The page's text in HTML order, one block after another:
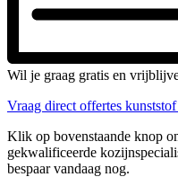
Wil je graag gratis en
Vraag direct offertes
Klik op bovenstaande knop
gekwalificeerde
bespaar vandaag nog.